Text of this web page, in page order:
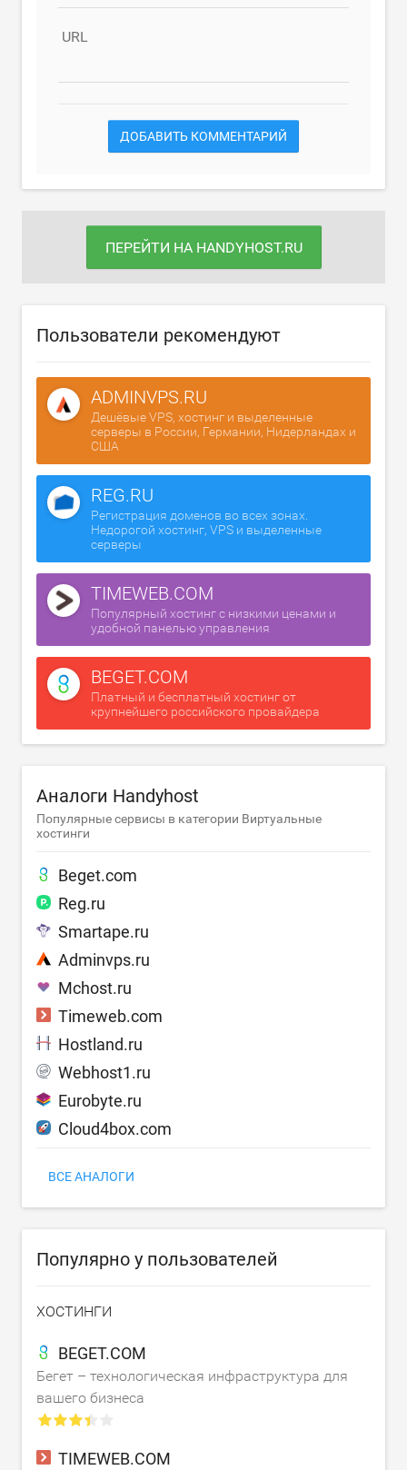
URL
ДОБАВИТЬ КОММЕНТАРИЙ
ПЕРЕЙТИ НА HANDYHOST.RU
Пользователи рекомендуют
ADMINVPS.RU
Дешёвые VPS, хостинг и выделенные
серверы в России, Германии, Нидерландах и
США
REG.RU
Регистрация доменов во всех зонах.
Недорогой хостинг, VPS и выделенные
серверы
TIMEWEB.COM
Популярный хостинг с низкими ценами и
удобной панелью управления
BEGET.COM
Платный и бесплатный хостинг от
крупнейшего российского провайдера
Аналоги Handyhost
Популярные сервисы в категории Виртуальные
хостинги
Beget.com
Reg.ru
Smartape.ru
Adminvps.ru
Mchost.ru
Timeweb.com
Hostland.ru
Webhost1.ru
Eurobyte.ru
Cloud4box.com
ВСЕ АНАЛОГИ
Популярно у пользователей
ХОСТИНГИ
BEGET.COM
Бегет – технологическая инфраструктура для
вашего бизнеса
TIMEWEB.COM